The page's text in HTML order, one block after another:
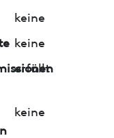
keine
keine
erfüllt
keine